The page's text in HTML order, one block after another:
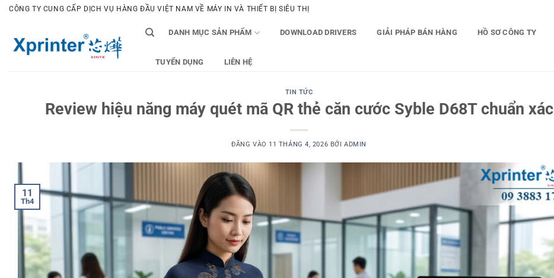
Bỏ
dung
CÔNG TY CUNG CẤP DỊCH VỤ HÀNG ĐẦU VIỆT NAM VỀ MÁY IN VÀ THIẾT BỊ SIÊU THỊ
DANH MỤC SẢN PHẨM DOWNLOAD DRIVERS GIẢI PHÁP BÁN HÀNG HỒ SƠ CÔNG TY
TUYỂN DỤNG LIÊN HỆ
TIN TỨC
Review hiệu năng máy quét mã QR thẻ căn cước Syble D68T chuẩn xác
ĐĂNG VÀO 11 THÁNG 4, 2026 BỞI ADMIN
11
Th4